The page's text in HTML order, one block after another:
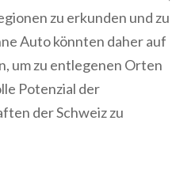
zu erkunden und zu
Auto könnten daher auf
um zu entlegenen Orten
Potenzial der
der Schweiz zu